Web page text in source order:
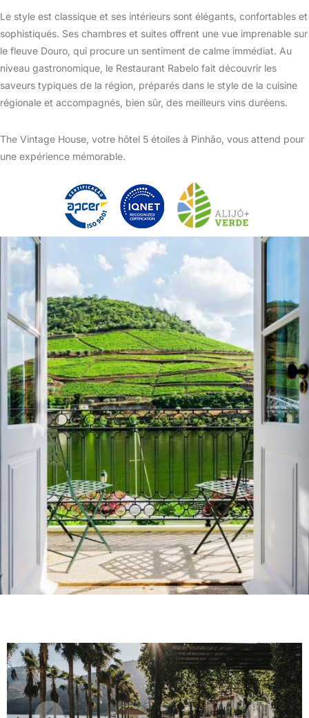
Le style est classique et ses intérieurs sont élégants, confortables et
sophistiqués. Ses chambres et suites offrent une vue imprenable sur
le fleuve Douro, qui procure un sentiment de calme immédiat. Au
niveau gastronomique, le Restaurant Rabelo fait découvrir les
saveurs typiques de la région, préparés dans le style de la cuisine
régionale et accompagnés, bien sûr, des meilleurs vins duréens.
The Vintage House, votre hôtel 5 étoiles à Pinhão, vous attend pour
une expérience mémorable.